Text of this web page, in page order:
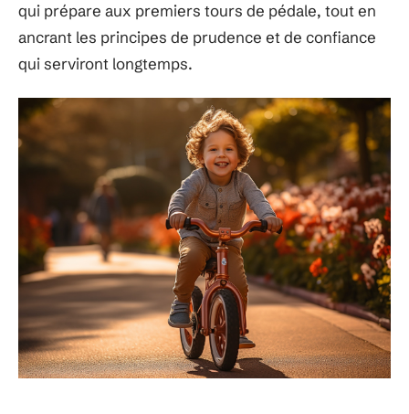
qui prépare aux premiers tours de pédale, tout en
ancrant les principes de prudence et de confiance
qui serviront longtemps.